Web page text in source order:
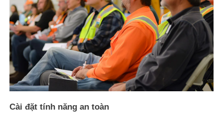
Cài đặt tính năng an toàn